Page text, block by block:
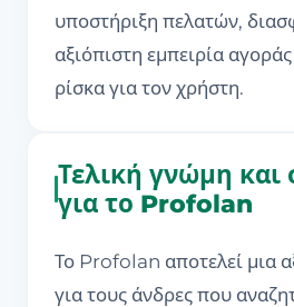
υποστήριξη πελατών,
αξιόπιστη εμπειρία
ρίσκα για τον χρήστη.
Τελική γνώμη και
για το Profolan
Το Profolan αποτελεί μια
για τους άνδρες που